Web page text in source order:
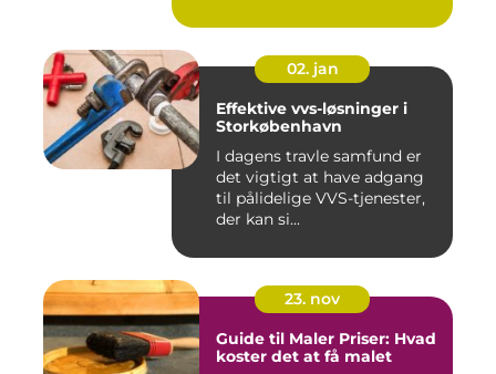
02. jan
Effektive vvs-løsninger i
Storkøbenhavn
I dagens travle samfund er
det vigtigt at have adgang
til pålidelige VVS-tjenester,
der kan si...
23. nov
Guide til Maler Priser: Hvad
koster det at få malet